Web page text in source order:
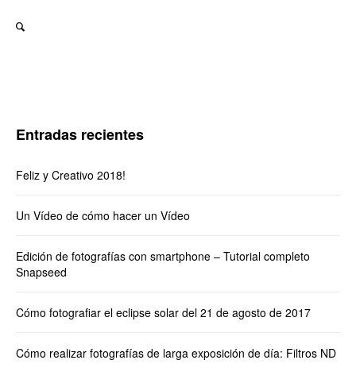
Entradas recientes
Feliz y Creativo 2018!
Un Vídeo de cómo hacer un Vídeo
Edición de fotografías con smartphone – Tutorial completo
Snapseed
Cómo fotografiar el eclipse solar del 21 de agosto de 2017
Cómo realizar fotografías de larga exposición de día: Filtros ND